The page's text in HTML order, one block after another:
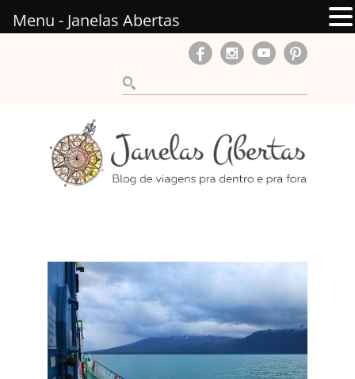
Menu - Janelas Abertas